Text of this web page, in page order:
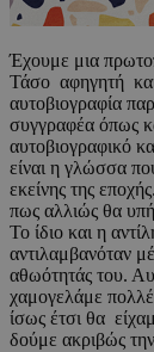
Έχουμε μια
Τάσο αφηγητή και
αυτοβιογραφία
συγγραφέα όπως
αυτοβιογραφικό
είναι η γλώσσα
εκείνης της
πως αλλιώς θα
Το ίδιο και η
αντιλαμβανόταν
αθωότητάς του.
χαμογελάμε
ίσως έτσι θα
δούμε ακριβώς